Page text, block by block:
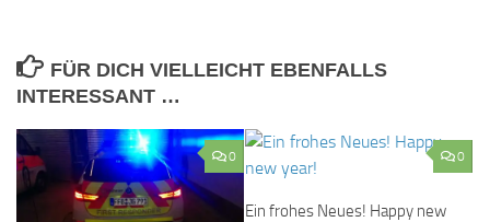
FÜR DICH VIELLEICHT EBENFALLS
INTERESSANT …
0 0
Ein frohes Neues! Happy new